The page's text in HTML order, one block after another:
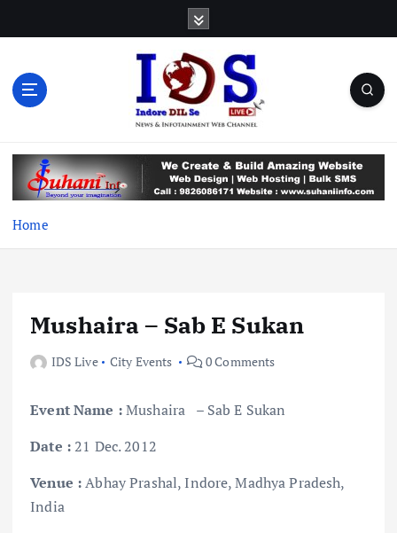
t
Home
Mushaira – Sab E Sukan
IDS Live City Events 0 Comments
Event Name :Mushaira – Sab E Sukan
Date :21 Dec. 2012
Venue :Abhay Prashal, Indore, Madhya Pradesh,
India